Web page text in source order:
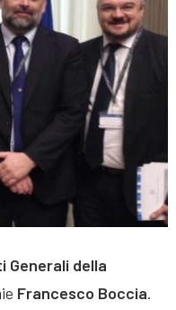
Generali della
Francesco Boccia.